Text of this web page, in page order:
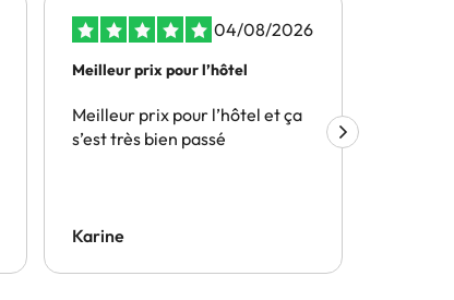
04/08/2026
Meilleur prix pour l’hôtel
Meilleur prix pour l’hôtel et ça
s’est très bien passé
Karine